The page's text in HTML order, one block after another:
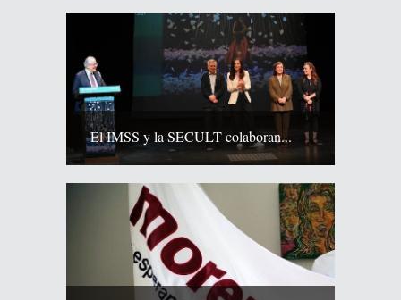
El IMSS y la SECULT colaboran...